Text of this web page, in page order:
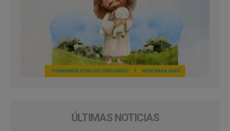
ÚLTIMAS NOTICIAS